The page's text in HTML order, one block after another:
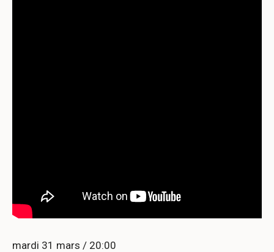
mardi 31 mars / 20:00